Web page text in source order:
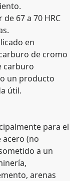
67 a 70 HRC
en
de cromo
carburo
un producto
útil.
para el
(no
a un
arenas